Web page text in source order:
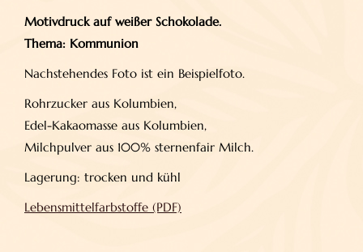
Motivdruck auf weißer Schokolade.
Thema: Kommunion
Nachstehendes Foto ist ein Beispielfoto.
Rohrzucker aus Kolumbien,
Edel-Kakaomasse aus Kolumbien,
Milchpulver aus 100% sternenfair Milch.
Lagerung: trocken und kühl
Lebensmittelfarbstoffe (PDF)